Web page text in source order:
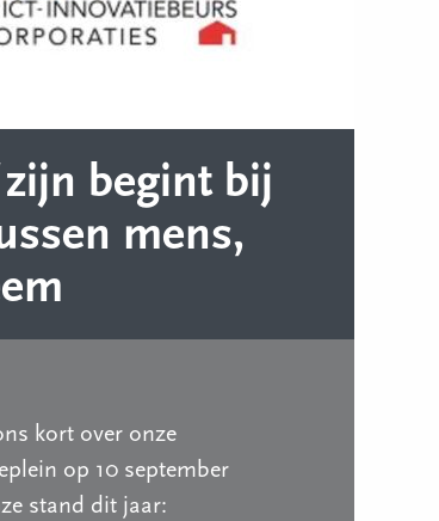
begint bij
mens,
kort over onze
op 10 september
stand dit jaar: